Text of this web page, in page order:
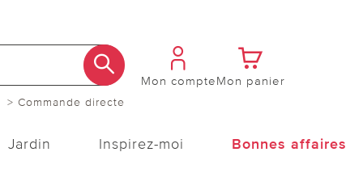
> Commande directe
Mon compteMon panier
Jardin Inspirez-moi Bonnes affaires